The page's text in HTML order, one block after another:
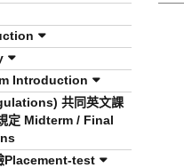
Introduction
共同英文課
定 Midterm / Final
Placement-test